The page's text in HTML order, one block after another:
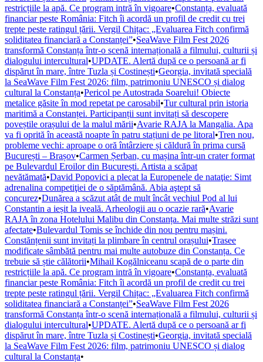
restricțiile la apă. Ce program intră în vigoare•Constanța, evaluată
financiar peste România: Fitch îi acordă un profil de credit cu trei
trepte peste ratingul țării. Vergil Chițac: „Evaluarea Fitch confirmă
soliditatea financiară a Constanței”•SeaWave Film Fest 2026
transformă Constanța într-o scenă internațională a filmului, culturii și
dialogului intercultural•UPDATE. Alertă după ce o persoană ar fi
dispărut în mare, între Tuzla și Costinești•Georgia, invitată specială
la SeaWave Film Fest 2026: film, patrimoniu UNESCO și dialog
cultural la Constanța•Pericol pe Autostrada Soarelui! Obiecte
metalice găsite în mod repetat pe carosabil•Tur cultural prin istoria
maritimă a Constanței. Participanții sunt invitați să descopere
poveștile orașului de la malul mării•Avarie RAJA la Mangalia. Apa
va fi oprită în această noapte în patru stațiuni de pe litoral•Tren nou,
probleme vechi: aproape o oră întârziere și căldură în prima cursă
București – Brașov•Carmen Șerban, cu mașina într-un crater format
pe Bulevardul Eroilor din București. Artista a scăpat
nevătămată•David Popovici a plecat la Europenele de nataţie: Simt
adrenalina competiţiei de o săptămână. Abia aştept să
concurez•Dunărea a scăzut atât de mult încât vechiul Pod al lui
Constantin a ieșit la iveală. Arheologii au o ocazie rară•Avarie
RAJA în zona Hotelului Malibu din Constanța. Mai multe străzi sunt
afectate•Bulevardul Tomis se închide din nou pentru mașini.
Constănțenii sunt invitați la plimbare în centrul orașului•Trasee
modificate sâmbătă pentru mai multe autobuze din Constanța. Ce
trebuie să știe călătorii•Mihail Kogălniceanu scapă de o parte din
restricțiile la apă. Ce program intră în vigoare•Constanța, evaluată
financiar peste România: Fitch îi acordă un profil de credit cu trei
trepte peste ratingul țării. Vergil Chițac: „Evaluarea Fitch confirmă
soliditatea financiară a Constanței”•SeaWave Film Fest 2026
transformă Constanța într-o scenă internațională a filmului, culturii și
dialogului intercultural•UPDATE. Alertă după ce o persoană ar fi
dispărut în mare, între Tuzla și Costinești•Georgia, invitată specială
la SeaWave Film Fest 2026: film, patrimoniu UNESCO și dialog
cultural la Constanța•